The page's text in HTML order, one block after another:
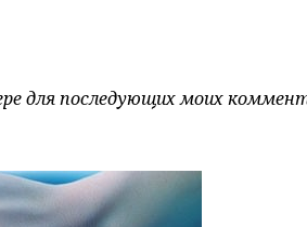
для последующих моих